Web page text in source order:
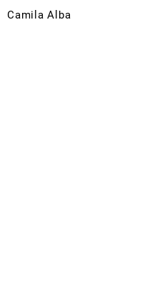
Camila Alba